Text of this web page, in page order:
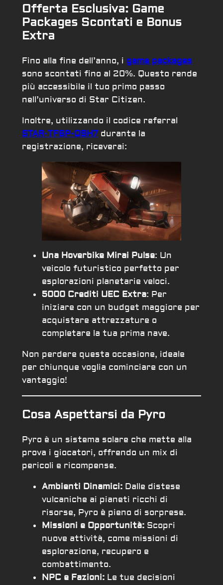
Offerta Esclusiva: Game
Packages Scontati e Bonus
Extra
Fino alla fine dell’anno, i game packages
sono scontati fino al 20%. Questo rende
più accessibile il tuo primo passo
nell’universo di Star Citizen.
Inoltre, utilizzando il codice referral
STAR-TF6P-Q9H7durante la
registrazione, riceverai:
Una Hoverbike Mirai Pulse: Un
veicolo futuristico perfetto per
esplorazioni planetarie veloci.
5000 Crediti UEC Extra: Per
iniziare con un budget maggiore per
acquistare attrezzature o
completare la tua prima nave.
Non perdere questa occasione, ideale
per chiunque voglia cominciare con un
vantaggio!
Cosa Aspettarsi da Pyro
Pyro è un sistema solare che mette alla
prova i giocatori, offrendo un mix di
pericoli e ricompense.
Ambienti Dinamici:Dalle distese
vulcaniche ai pianeti ricchi di
risorse, Pyro è pieno di sorprese.
Missioni e Opportunità:Scopri
nuove attività, come missioni di
esplorazione, recupero e
combattimento.
NPC e Fazioni:Le tue decisioni